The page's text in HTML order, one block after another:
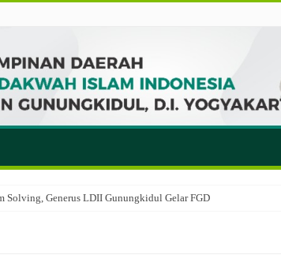
Solving, Generus LDII Gunungkidul Gelar FGD